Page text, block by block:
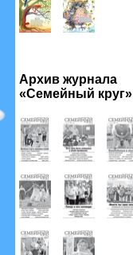
Архив журнала
«Семейный круг»